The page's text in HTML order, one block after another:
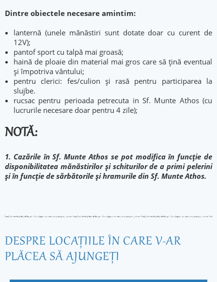
Dintre obiectele necesare amintim:
lanternă (unele mănăstiri sunt dotate doar cu curent de
12V);
pantof sport cu talpă mai groasă;
haină de ploaie din material mai gros care să țină eventual
și împotriva vântului;
pentru clerici: fes/culion şi rasă pentru participarea la
slujbe.
rucsac pentru perioada petrecuta in Sf. Munte Athos (cu
lucrurile necesare doar pentru 4 zile);
NOTĂ:
1. Cazările în Sf. Munte Athos se pot modifica în funcție de
disponibilitatea mănăstirilor și schiturilor de a primi pelerini
și în funcție de sărbătorile și hramurile din Sf. Munte Athos.
DESPRE LOCAŢIILE ÎN CARE V-AR
PLĂCEA SĂ AJUNGEŢI